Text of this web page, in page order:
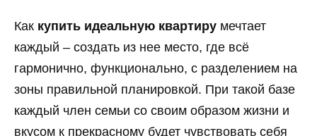
Как купить идеальную квартиру мечтает
каждый – создать из нее место, где всё
гармонично, функционально, с разделением на
зоны правильной планировкой. При такой базе
каждый член семьи со своим образом жизни и
вкусом к прекрасному будет чувствовать себя